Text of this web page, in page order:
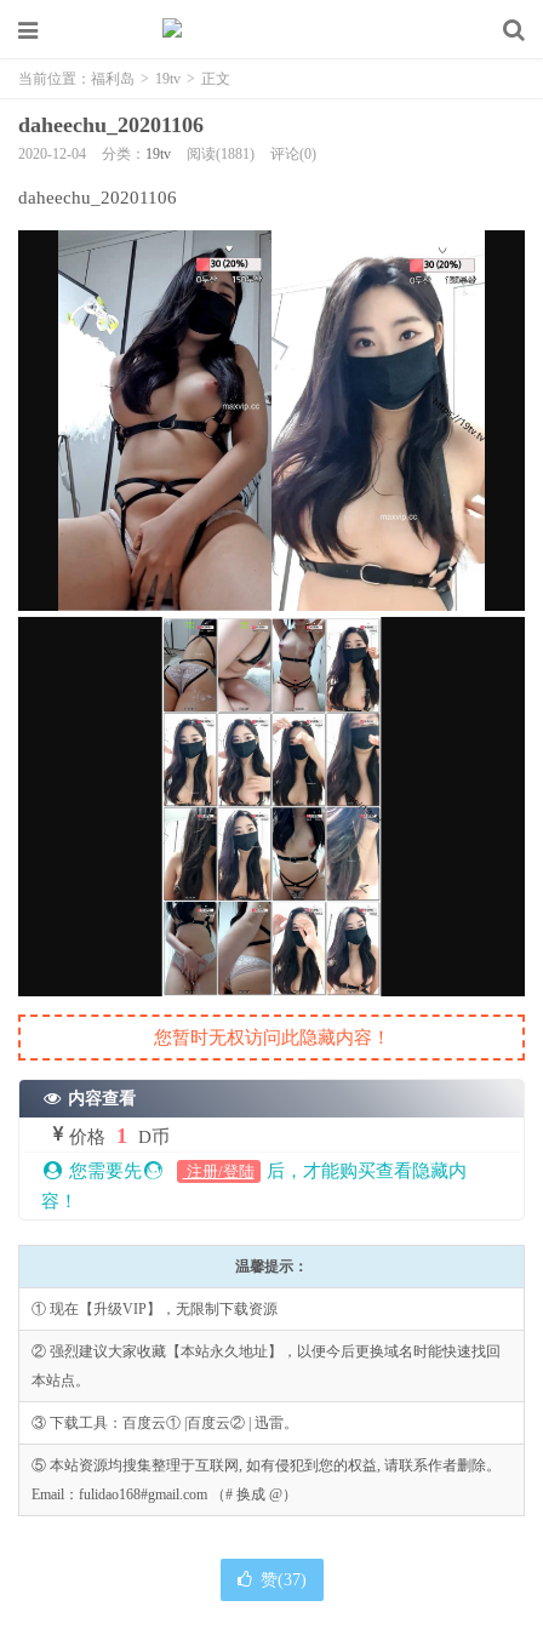
当前位置： 福利岛 > 19tv > 正文
daheechu_20201106
2020-12-04 分类： 19tv 阅读(1881) 评论(0)
daheechu_20201106
您暂时无权访问此隐藏内容！
内容查看
价格 1
D币
您需要先
注册/登陆
后，才能购买查看隐藏内
容！
温馨提示：
① 现在【升级VIP】，无限制下载资源
② 强烈建议大家收藏【本站永久地址】，以便今后更换域名时能快速找回
本站点。
③ 下载工具：百度云① |百度云② | 迅雷。
⑤ 本站资源均搜集整理于互联网, 如有侵犯到您的权益, 请联系作者删除。
Email：fulidao168#gmail.com （# 换成 @）
赞(37)